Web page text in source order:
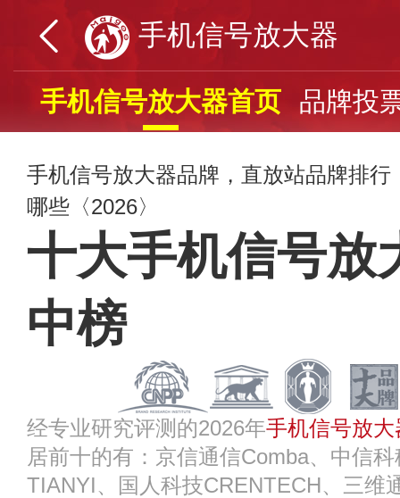
手机信号放大器
手机信号放大器首页 品牌投
手机信号放大器品牌，直放站品牌排
哪些〈2026〉
十大手机信号放
中榜
经专业研究评测的2026年手机信号放
居前十的有：京信通信Comba、中信
TIANYI、国人科技CRENTECH、三维